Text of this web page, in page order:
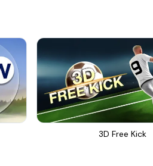
3D Free Kick